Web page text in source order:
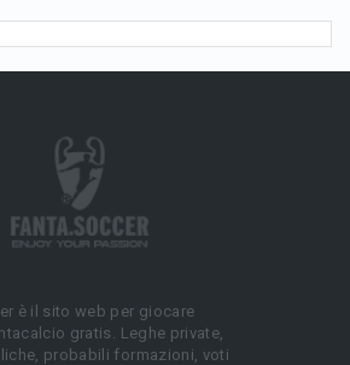
è il sito web per giocare
gratis. Leghe private,
probabili formazioni, voti